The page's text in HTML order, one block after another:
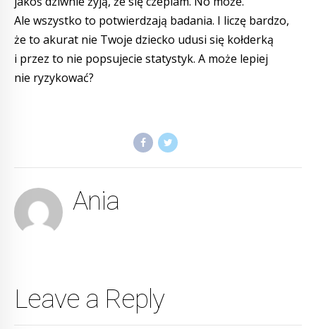
Ale wszystko to potwierdzają badania. I liczę bardzo,
że to akurat nie Twoje dziecko udusi się kołderką
i przez to nie popsujecie statystyk. A może lepiej
nie ryzykować?
Ania
Leave a Reply